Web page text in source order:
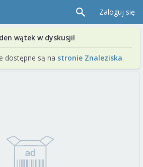
Zaloguj się
wątek w dyskusji!
dostępne są na stronie Znaleziska.